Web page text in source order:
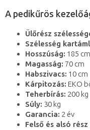
A pedikűrös
Ülőrész
Szélesség
Hosszúság: 185 cm
Magasság: 70 cm
Habszivacs: 10 cm
Kárpitozás: EKO
Teherbírás: 200 kg
Súly: 30 kg
Garancia: 2 év
Felső és alsó